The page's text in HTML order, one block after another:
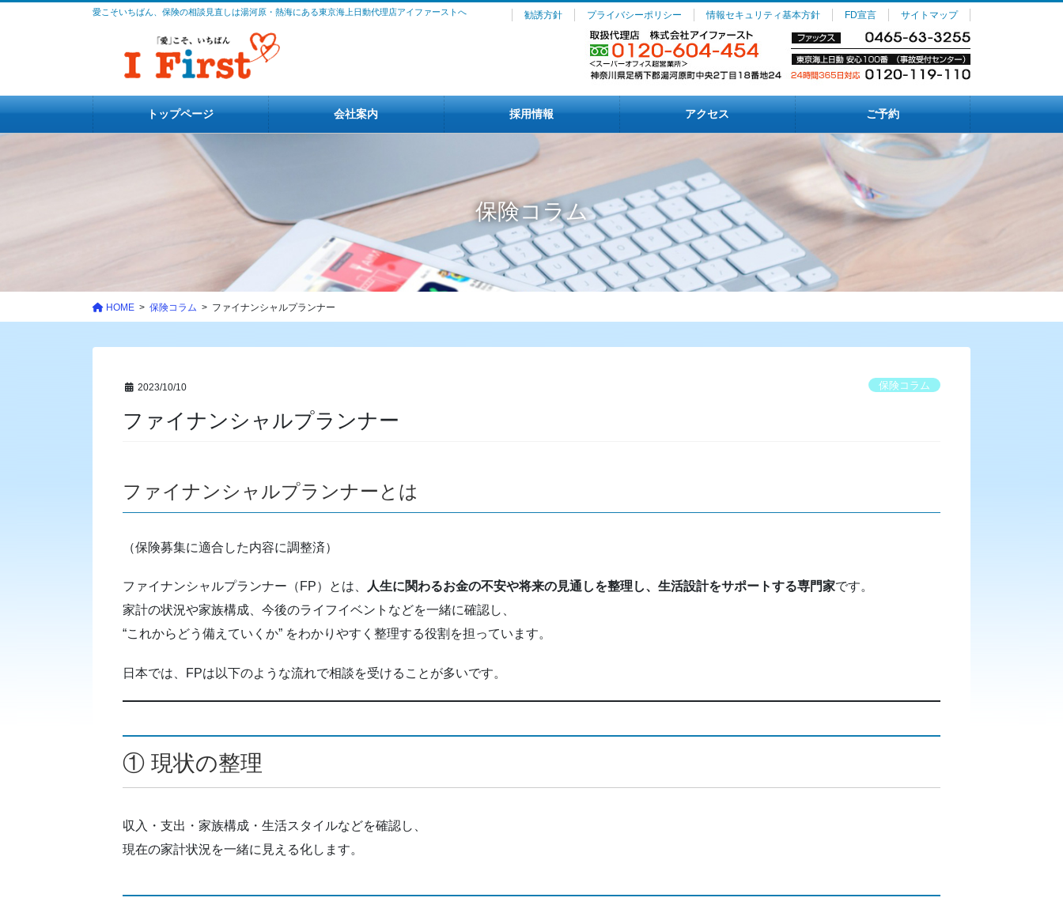
愛こそいちばん、保険の相談見直しは湯河原・熱海にある東京海上日動代理店アイファーストへ 勧誘方針 プライバシーポリシー 情報セキュリティ基本方針 FD宣言 サイトマップ
トップページ 会社案内 採用情報 アクセス ご予約
保険コラム
HOME 保険コラム ファイナンシャルプランナー
2023/10/10 保険コラム
ファイナンシャルプランナー
ファイナンシャルプランナーとは
（保険募集に適合した内容に調整済）
ファイナンシャルプランナー（FP）とは、 人生に関わるお金の不安や将来の見通しを整理し、生活設計をサポートする専門家です。
家計の状況や家族構成、今後のライフイベントなどを一緒に確認し、
“これからどう備えていくか” をわかりやすく整理する役割を担っています。
日本では、FPは以下のような流れで相談を受けることが多いです。
① 現状の整理
収入・支出・家族構成・生活スタイルなどを確認し、
現在の家計状況を一緒に見える化します。